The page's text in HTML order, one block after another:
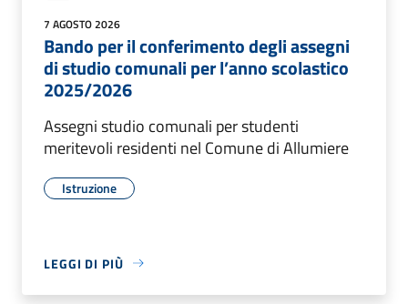
7 AGOSTO 2026
Bando per il conferimento degli assegni
di studio comunali per l’anno scolastico
2025/2026
Assegni studio comunali per studenti
meritevoli residenti nel Comune di Allumiere
Istruzione
LEGGI DI PIÙ